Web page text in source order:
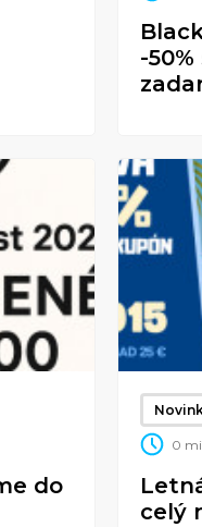
-50%
do
0
celý